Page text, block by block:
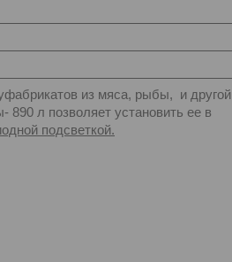
из мяса, рыбы, и другой
л позволяет установить ее в
подсветкой.